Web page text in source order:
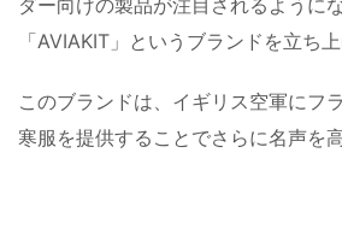
「AVIAKIT」というブランドを立ち上
このブランドは、イギリス空軍にフ
寒服を提供することでさらに名声を